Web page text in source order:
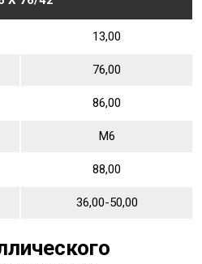
13,00
76,00
86,00
М6
88,00
36,00-50,00